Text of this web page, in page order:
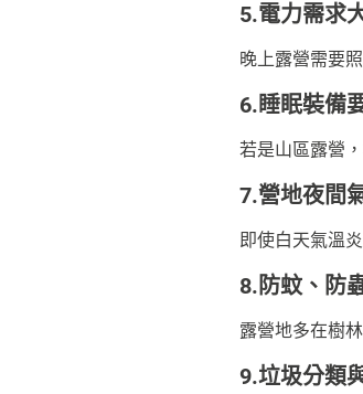
5.電力需求
晚上露營需要
6.睡眠裝備
若是山區露營
7.營地夜間
即使白天氣溫
8.防蚊、防
露營地多在樹
9.垃圾分類